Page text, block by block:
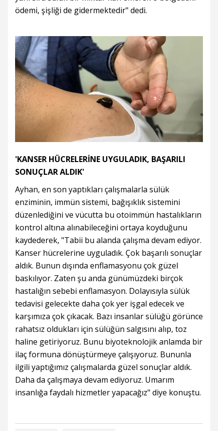
ödemi, şişliği de gidermektedir" dedi.
'KANSER HÜCRELERİNE UYGULADIK, BAŞARILI
SONUÇLAR ALDIK'
Ayhan, en son yaptıkları çalışmalarla sülük
enziminin, immün sistemi, bağışıklık sistemini
düzenlediğini ve vücutta bu otoimmün hastalıkların
kontrol altına alınabileceğini ortaya koyduğunu
kaydederek, "Tabii bu alanda çalışma devam ediyor.
Kanser hücrelerine uyguladık. Çok başarılı sonuçlar
aldık. Bunun dışında enflamasyonu çok güzel
baskılıyor. Zaten şu anda günümüzdeki birçok
hastalığın sebebi enflamasyon. Dolayısıyla sülük
tedavisi gelecekte daha çok yer işgal edecek ve
karşımıza çok çıkacak. Bazı insanlar sülüğü görünce
rahatsız oldukları için sülüğün salgısını alıp, toz
haline getiriyoruz. Bunu biyoteknolojik anlamda bir
ilaç formuna dönüştürmeye çalışıyoruz. Bununla
ilgili yaptığımız çalışmalarda güzel sonuçlar aldık.
Daha da çalışmaya devam ediyoruz. Umarım
insanlığa faydalı hizmetler yapacağız" diye konuştu.